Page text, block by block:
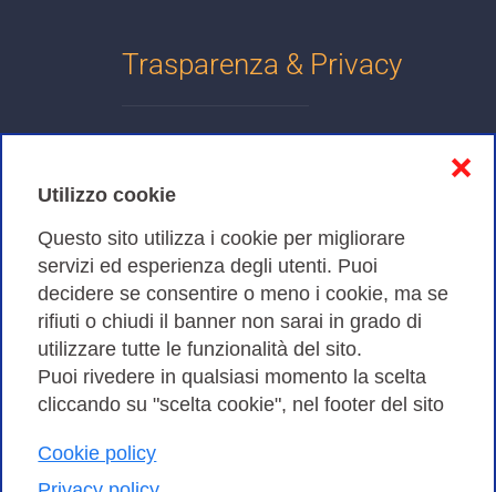
Utilizzo cookie
Questo sito utilizza i cookie per migliorare
servizi ed esperienza degli utenti. Puoi
decidere se consentire o meno i cookie, ma se
rifiuti o chiudi il banner non sarai in grado di
utilizzare tutte le funzionalità del sito.
Puoi rivedere in qualsiasi momento la scelta
cliccando su "scelta cookie", nel footer del sito
Cookie policy
❌
Trasparenza & Privacy
Cookies Policy
Amministrazione trasparente
Bandi di Gara
Consortium GARR - Via dei Tizii, 6 - 00185 Roma | Tel.
| CF 97284570583 – PI 07577141000 | Codice
Destinatario 7EU9KEU |